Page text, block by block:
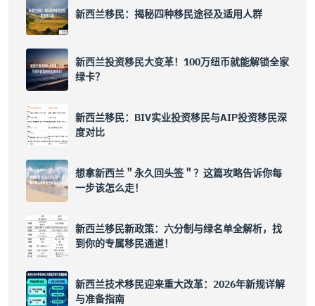
新西兰移民：揭秘四种移民途径及适用人群
新西兰投资移民大变革！100万纽币就能解锁全家
绿卡？
新西兰移民：BIV实业投资移民与AIP投资移民深
度对比
想拿新西兰＂永久回头签＂？这篇攻略告诉你每
一步该怎么走！
新西兰移民新政策：六分制与绿名单全解析，找
到你的专属移民通道！
新西兰技术移民迎来重大改革：2026年新规详解
与准备指南